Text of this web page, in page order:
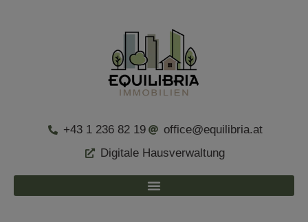
+43 1 236 82 19
office@equilibria.at
Digitale Hausverwaltung